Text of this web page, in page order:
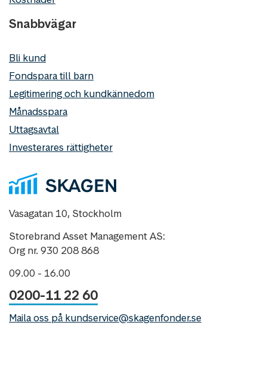
Snabbvägar
Bli kund
Fondspara till barn
Legitimering och kundkännedom
Månadsspara
Uttagsavtal
Investerares rättigheter
Vasagatan 10, Stockholm
Storebrand Asset Management AS:
Org nr. 930 208 868
09.00 - 16.00
0200-11 22 60
Maila oss på kundservice@skagenfonder.se